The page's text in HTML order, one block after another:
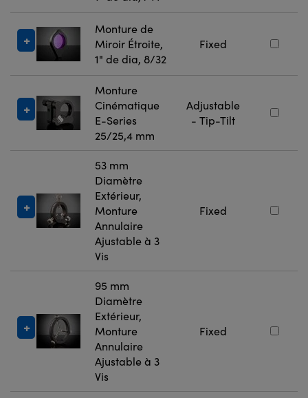
Monture de
Miroir Étroite,
1" de dia, 8/32
Fixed
Monture
Cinématique
E-Series
25/25,4 mm
Adjustable
- Tip-Tilt
53 mm
Diamètre
Extérieur,
Monture
Annulaire
Ajustable à 3
Vis
Fixed
95 mm
Diamètre
Extérieur,
Monture
Annulaire
Ajustable à 3
Vis
Fixed